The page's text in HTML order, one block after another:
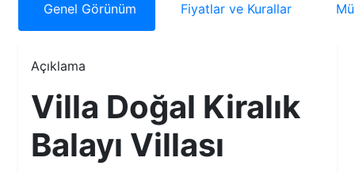
Genel Görünüm Fiyatlar ve Kurallar
Açıklama
Villa Doğal Kiralık
Balayı Villası